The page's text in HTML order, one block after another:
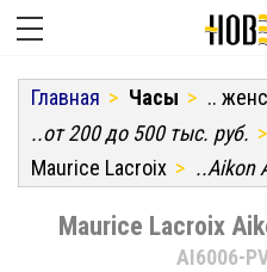
Главная Часы
..
..от 200 до 500 тыс. руб.
Maurice Lacroix
..Aikon
Maurice Lacroix
AI6006-